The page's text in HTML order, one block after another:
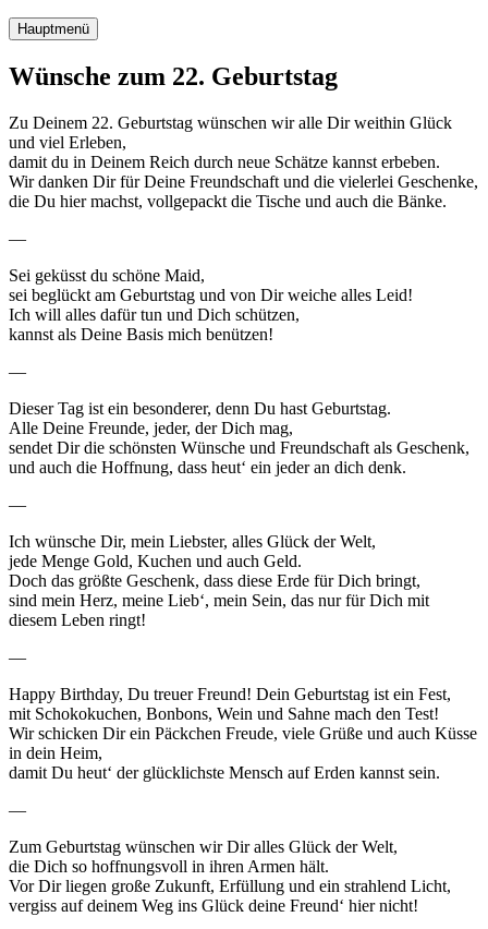
Hauptmenü
Wünsche zum 22. Geburtstag
Zu Deinem 22. Geburtstag wünschen wir alle Dir weithin Glück
und viel Erleben,
damit du in Deinem Reich durch neue Schätze kannst erbeben.
Wir danken Dir für Deine Freundschaft und die vielerlei Geschenke,
die Du hier machst, vollgepackt die Tische und auch die Bänke.
—
Sei geküsst du schöne Maid,
sei beglückt am Geburtstag und von Dir weiche alles Leid!
Ich will alles dafür tun und Dich schützen,
kannst als Deine Basis mich benützen!
—
Dieser Tag ist ein besonderer, denn Du hast Geburtstag.
Alle Deine Freunde, jeder, der Dich mag,
sendet Dir die schönsten Wünsche und Freundschaft als Geschenk,
und auch die Hoffnung, dass heut‘ ein jeder an dich denk.
—
Ich wünsche Dir, mein Liebster, alles Glück der Welt,
jede Menge Gold, Kuchen und auch Geld.
Doch das größte Geschenk, dass diese Erde für Dich bringt,
sind mein Herz, meine Lieb‘, mein Sein, das nur für Dich mit
diesem Leben ringt!
—
Happy Birthday, Du treuer Freund! Dein Geburtstag ist ein Fest,
mit Schokokuchen, Bonbons, Wein und Sahne mach den Test!
Wir schicken Dir ein Päckchen Freude, viele Grüße und auch Küsse
in dein Heim,
damit Du heut‘ der glücklichste Mensch auf Erden kannst sein.
—
Zum Geburtstag wünschen wir Dir alles Glück der Welt,
die Dich so hoffnungsvoll in ihren Armen hält.
Vor Dir liegen große Zukunft, Erfüllung und ein strahlend Licht,
vergiss auf deinem Weg ins Glück deine Freund‘ hier nicht!